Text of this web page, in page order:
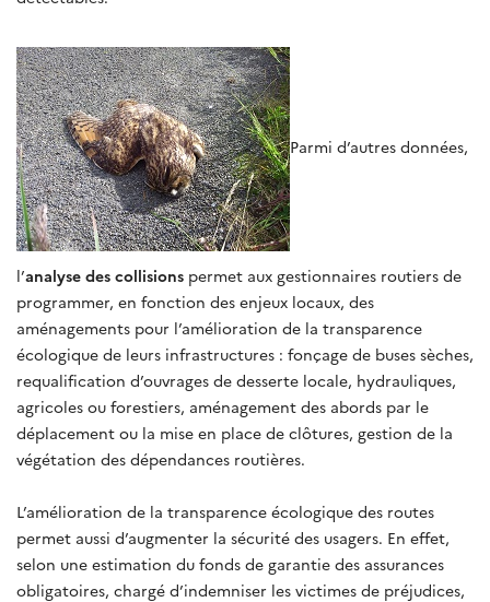
Parmi d’autres données,
l’analyse des collisions permet aux gestionnaires routiers de
programmer, en fonction des enjeux locaux, des
aménagements pour l’amélioration de la transparence
écologique de leurs infrastructures : fonçage de buses sèches,
requalification d’ouvrages de desserte locale, hydrauliques,
agricoles ou forestiers, aménagement des abords par le
déplacement ou la mise en place de clôtures, gestion de la
végétation des dépendances routières.
L’amélioration de la transparence écologique des routes
permet aussi d’augmenter la sécurité des usagers. En effet,
selon une estimation du fonds de garantie des assurances
obligatoires, chargé d’indemniser les victimes de préjudices,